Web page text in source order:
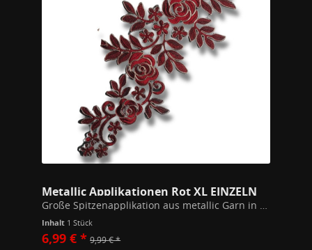
Metallic Applikationen Rot XL EINZELN
Inhalt 1 Stück
6,99 € * 9,99 € *